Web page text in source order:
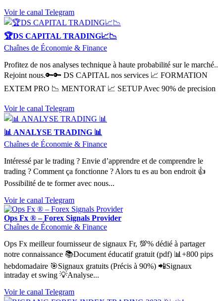
Voir le canal Telegram
🏆DS CAPITAL TRADING📈📉
Chaînes de Économie & Finance
Profitez de nos analyses technique à haute probabilité sur le marché..
Rejoint nous.🔑🔑 DS CAPITAL nos services 📈 FORMATION
EXTEM PRO 📉 MENTORAT 📈 SETUP Avec 90% de precision
Voir le canal Telegram
📊 ANALYSE TRADING 📊
Chaînes de Économie & Finance
Intéressé par le trading ? Envie d’apprendre et de comprendre le
trading ? Comment ça fonctionne ? Alors tu es au bon endroit 👍
Possibilité de te former avec nous...
Voir le canal Telegram
Ops Fx ® – Forex Signals Provider
Chaînes de Économie & Finance
Ops Fx meilleur fournisseur de signaux Fr, 💯% dédié à partager
notre connaissance 📚Document éducatif gratuit (pdf) 📊+800 pips
hebdomadaire 🎯Signaux gratuits (Précis à 90%) 📲Signaux
intraday et swing 💡Analyse...
Voir le canal Telegram